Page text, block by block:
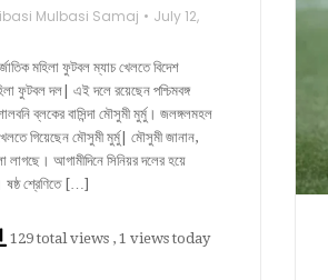
Mulbasi Samaj
July 12,
মহিলা ফুটবল ম্যাচ খেলতে বিদেশ
ফুটবল দল| এই দলে রয়েছেন পশ্চিমবঙ্গ
ব্লকের বাসিন্দা মৌসুমী মুর্মু। জলঙ্গলমহল
গিয়েছেন মৌসুমী মুর্মু| মৌসুমী জানান,
লাগছে। আগামীদিনে সিনিয়র দলের হয়ে
শ্রেণিতে […]
129 total views , 1 views today